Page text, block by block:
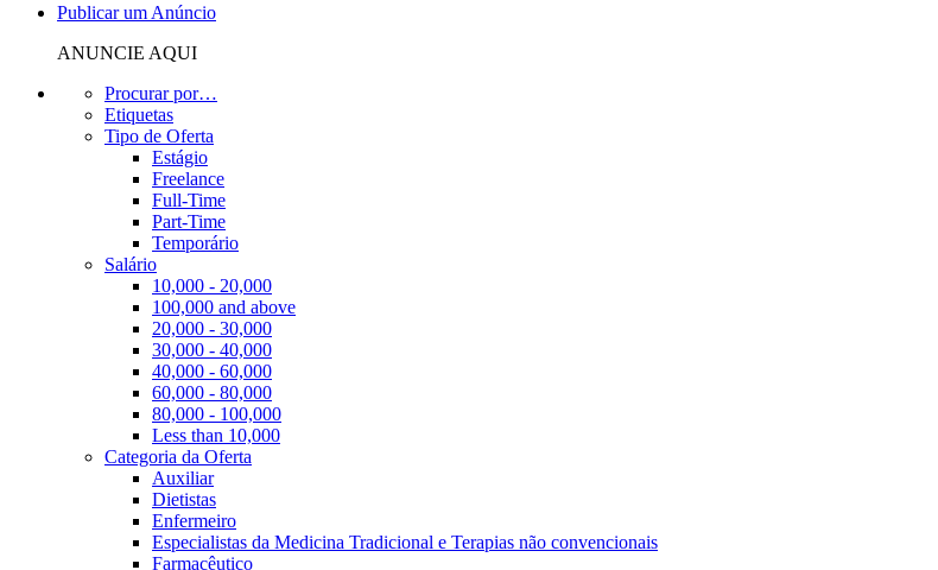
Publicar um Anúncio
ANUNCIE AQUI
Procurar por…
Etiquetas
Tipo de Oferta
Estágio
Freelance
Full-Time
Part-Time
Temporário
Salário
10,000 - 20,000
100,000 and above
20,000 - 30,000
30,000 - 40,000
40,000 - 60,000
60,000 - 80,000
80,000 - 100,000
Less than 10,000
Categoria da Oferta
Auxiliar
Dietistas
Enfermeiro
Especialistas da Medicina Tradicional e Terapias não convencionais
Farmacêutico